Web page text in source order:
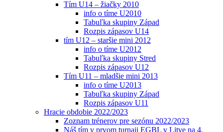
Tím U14 – žiačky 2010
info o tíme U2010
Tabuľka skupiny Západ
Rozpis zápasov U14
tím U12 – staršie mini 2012
info o tíme U2012
Tabuľka skupiny Stred
Rozpis zápasov U12
Tím U11 – mladšie mini 2013
info o tíme U2013
Tabuľka skupiny Západ
Rozpis zápasov U11
Hracie obdobie 2022/2023
Zoznam trénerov pre sezónu 2022/2023
Náš tím v prvom turnaji EGBL v Litve na 4.